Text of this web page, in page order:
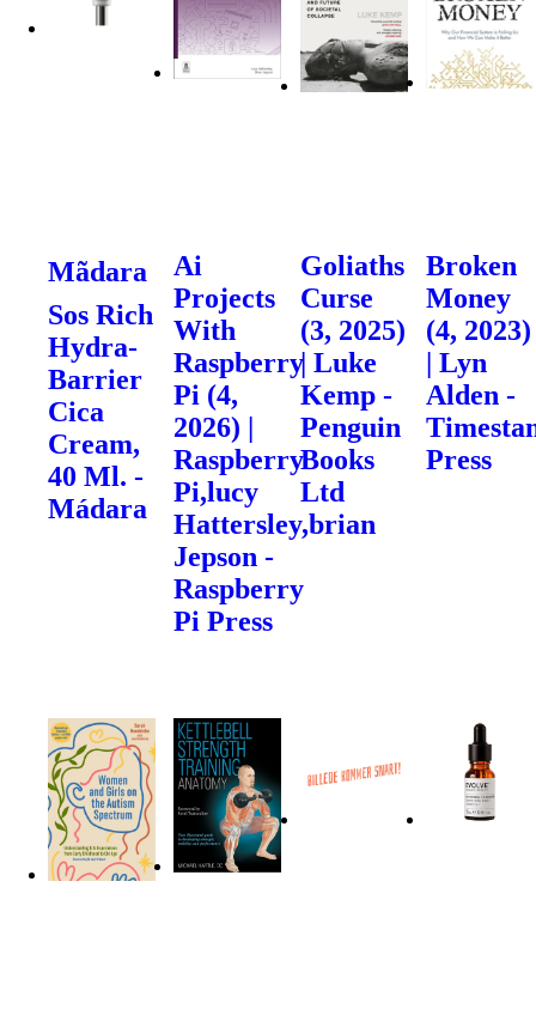
Mãdara
Sos Rich
Hydra-
Barrier
Cica
Cream,
40 Ml. -
Mádara
Ai
Projects
With
Raspberry
Pi (4,
2026) |
Raspberry
Pi,lucy
Hattersley,brian
Jepson -
Raspberry
Pi Press
Goliaths
Curse
(3, 2025)
| Luke
Kemp -
Penguin
Books
Ltd
Broken
Money
(4, 2023)
| Lyn
Alden -
Press